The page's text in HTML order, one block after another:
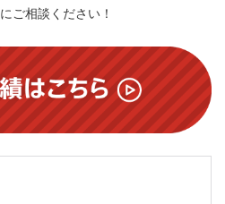
ご相談ください！